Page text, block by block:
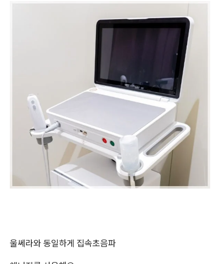
울쎄라와 동일하게 집속초음파